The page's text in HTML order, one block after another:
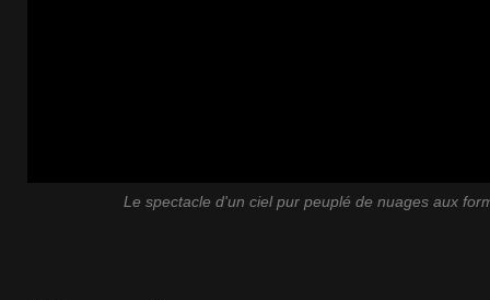
Le spectacle d'un ciel pur peuplé de nuages aux